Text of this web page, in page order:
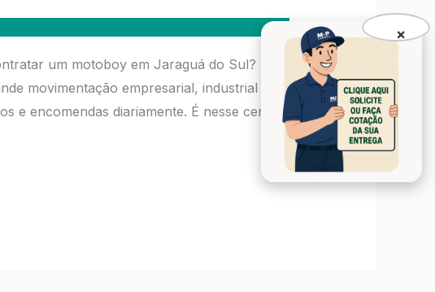
um motoboy em Jaraguá do Sul?
movimentação empresarial, industrial e
e encomendas diariamente. É nesse cenário
×